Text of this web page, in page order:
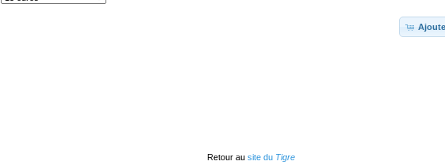
Retour au site du Tigre